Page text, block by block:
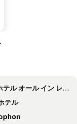
ル オール イン レッド
テル